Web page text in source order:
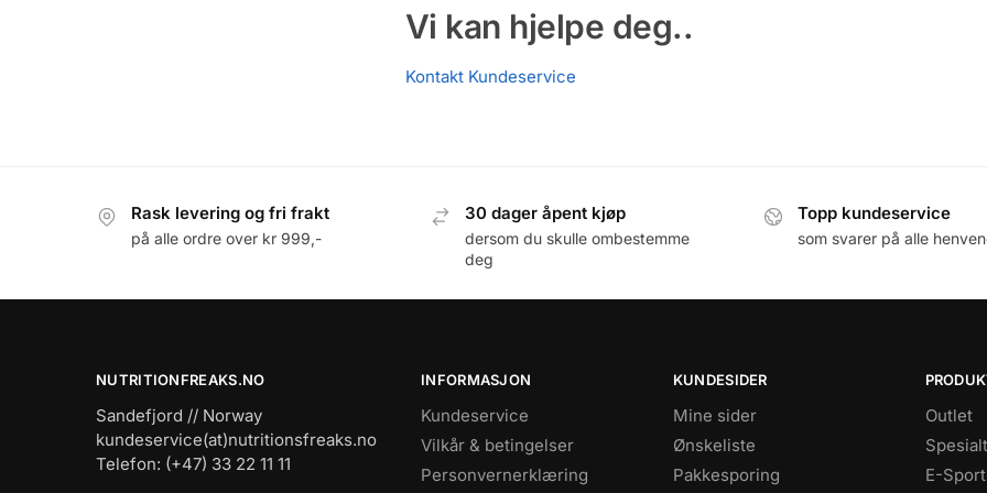
Vi kan hjelpe deg..
Kontakt Kundeservice
Rask levering og fri frakt
på alle ordre over kr 999,-
30 dager åpent kjøp
dersom du skulle ombestemme
deg
Topp kundeservice
som svarer på alle
NUTRITIONFREAKS.NO
Sandefjord // Norway
kundeservice(at)nutritionsfreaks.no
Telefon: (+47) 33 22 11 11
INFORMASJON
Kundeservice
Vilkår & betingelser
Personvernerklæring
KUNDESIDER
Mine sider
Ønskeliste
Pakkesporing
Outlet
E-Sport